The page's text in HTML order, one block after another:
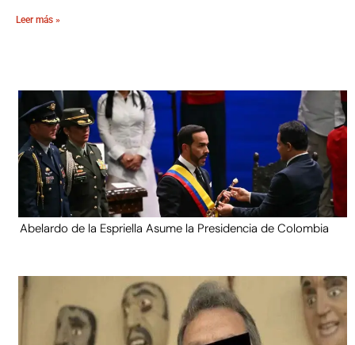
Leer más »
Abelardo de la Espriella Asume la Presidencia de Colombia